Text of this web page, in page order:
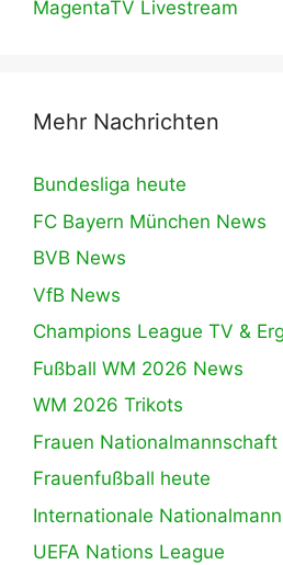
MagentaTV Livestream
Mehr Nachrichten
Bundesliga heute
FC Bayern München News
BVB News
VfB News
Champions League TV &
Fußball WM 2026 News
WM 2026 Trikots
Frauen Nationalmannschaft
Frauenfußball heute
Internationale
UEFA Nations League